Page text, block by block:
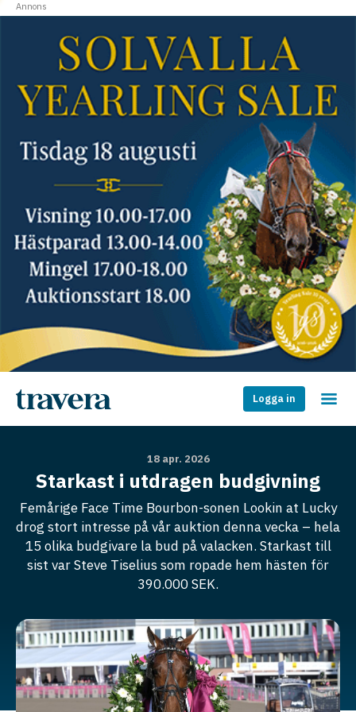
Annons
Logga in
18 apr. 2026
Starkast i utdragen budgivning
Femårige Face Time Bourbon-sonen Lookin at Lucky
drog stort intresse på vår auktion denna vecka – hela
15 olika budgivare la bud på valacken. Starkast till
sist var Steve Tiselius som ropade hem hästen för
390.000 SEK.